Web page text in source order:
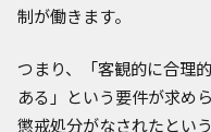
制が働きます。
つまり、「客観的に合理
ある」という要件が求め
懲戒処分がなされたとい